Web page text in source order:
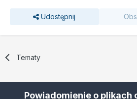
Udostępnij
Tematy
Powiadomienie o plikach